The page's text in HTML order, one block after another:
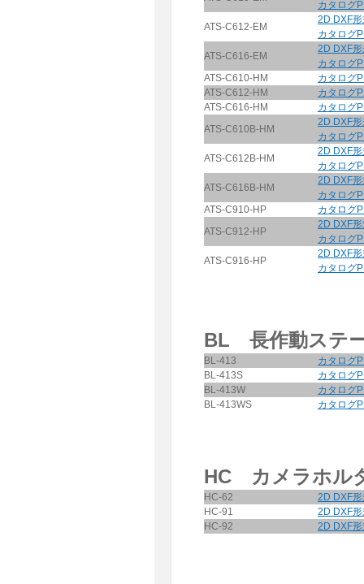
カタログ
ATS-C612-EM
2D DXF
カタログ
ATS-C616-EM
2D DXF
カタログ
ATS-C610-HM
カタログ
ATS-C612-HM
カタログ
ATS-C616-HM
カタログ
ATS-C610B-HM
2D DXF
カタログ
ATS-C612B-HM
2D DXF
カタログ
ATS-C616B-HM
2D DXF
カタログ
ATS-C910-HP
カタログ
ATS-C912-HP
2D DXF
カタログ
ATS-C916-HP
2D DXF
カタログ
BL 長作動ステ
BL-413
カタログ
BL-413S
カタログ
BL-413W
カタログ
BL-413WS
カタログ
HC カメラホル
HC-62
2D DXF
HC-91
2D DXF
HC-92
2D DXF